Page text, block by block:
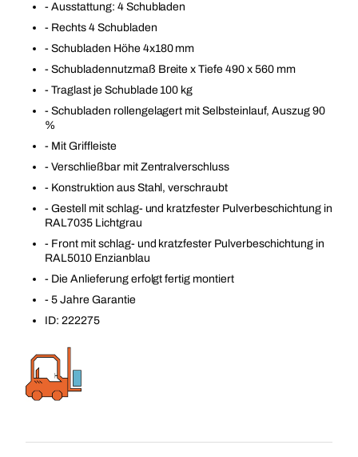
- Ausstattung: 4 Schubladen
- Rechts 4 Schubladen
- Schubladen Höhe 4x180 mm
- Schubladennutzmaß Breite x Tiefe 490 x 560 mm
- Traglast je Schublade 100 kg
- Schubladen rollengelagert mit Selbsteinlauf, Auszug 90
%
- Mit Griffleiste
- Verschließbar mit Zentralverschluss
- Konstruktion aus Stahl, verschraubt
- Gestell mit schlag- und kratzfester Pulverbeschichtung in
RAL7035 Lichtgrau
- Front mit schlag- und kratzfester Pulverbeschichtung in
RAL5010 Enzianblau
- Die Anlieferung erfolgt fertig montiert
- 5 Jahre Garantie
ID: 222275